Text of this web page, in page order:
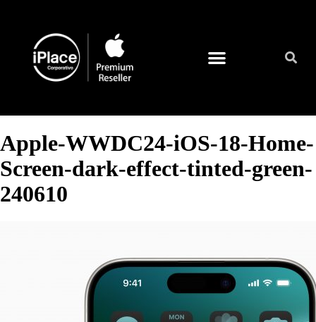
Apple-WWDC24-iOS-18-Home-
Screen-dark-effect-tinted-green-
240610